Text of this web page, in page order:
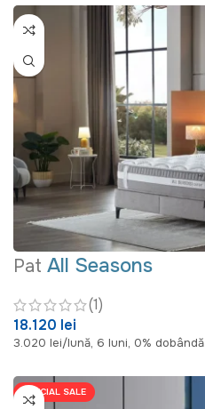
Pat All Seasons
(1)
18.120 lei
3.020 lei/lună, 6 luni, 0% dobândă
SPECIAL SALE